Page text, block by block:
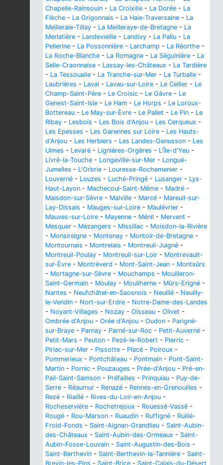
Chapelle-Rainsouin - La Croixille - La Dorée - La
Flèche - La Grigonnais - La Haie-Traversaine - La
Meilleraie-Tillay - La Meilleraye-de-Bretagne - La
Merlatière - Landevieille - Landivy - La Pallu - La
Pellerine - La Possonnière - Larchamp - La Réorthe -
La Roche-Blanche - La Romagne - La Séguinière - La
Selle-Craonnaise - Lassay-les-Châteaux - La Tardière
- La Tessoualle - La Tranche-sur-Mer - La Turballe -
Laubrières - Laval - Lavau-sur-Loire - Le Cellier - Le
Champ-Saint-Père - Le Croisic - Le Gâvre - Le
Genest-Saint-Isle - Le Ham - Le Horps - Le Loroux-
Bottereau - Le May-sur-Èvre - Le Pallet - Le Pin - Le
Ribay - Lesbois - Les Bois d'Anjou - Les Cerqueux -
Les Epesses - Les Garennes sur Loire - Les Hauts-
d'Anjou - Les Herbiers - Les Landes-Genusson - Les
Ulmes - Levaré - Lignières-Orgères - L'Île-d'Yeu -
Livré-la-Touche - Longeville-sur-Mer - Longué-
Jumelles - L'Orbrie - Louresse-Rochemenier -
Louverné - Louzes - Luché-Pringé - Lusanger - Lys-
Haut-Layon - Machecoul-Saint-Même - Madré -
Maisdon-sur-Sèvre - Malville - Marcé - Mareuil-sur-
Lay-Dissais - Mauges-sur-Loire - Maulévrier -
Mauves-sur-Loire - Mayenne - Ménil - Mervent -
Mesquer - Mézangers - Missillac - Moisdon-la-Rivière
- Monsireigne - Montenay - Montoir-de-Bretagne -
Montournais - Montrelais - Montreuil-Juigné -
Montreuil-Poulay - Montreuil-sur-Loir - Montrevault-
sur-Èvre - Montréverd - Mont-Saint-Jean - Montsûrs
- Mortagne-sur-Sèvre - Mouchamps - Mouilleron-
Saint-Germain - Moulay - Mouliherne - Mûrs-Erigné -
Nantes - Neufchâtel-en-Saosnois - Neuillé - Neuilly-
le-Vendin - Nort-sur-Erdre - Notre-Dame-des-Landes
- Noyant-Villages - Nozay - Oisseau - Olivet -
Ombrée d'Anjou - Orée d'Anjou - Oudon - Parigné-
sur-Braye - Parnay - Parné-sur-Roc - Petit-Auverné -
Petit-Mars - Peuton - Pezé-le-Robert - Pierric -
Piriac-sur-Mer - Pissotte - Placé - Poiroux -
Pommerieux - Pontchâteau - Pontmain - Pont-Saint-
Martin - Pornic - Pouzauges - Prée-d'Anjou - Pré-en-
Pail-Saint-Samson - Préfailles - Prinquiau - Puy-de-
Serre - Réaumur - Renazé - Rennes-en-Grenouilles -
Rezé - Riaillé - Rives-du-Loir-en-Anjou -
Rocheservière - Rochetrejoux - Rouessé-Vassé -
Rougé - Rou-Marson - Ruaudin - Ruffigné - Ruillé-
Froid-Fonds - Saint-Aignan-Grandlieu - Saint-Aubin-
des-Châteaux - Saint-Aubin-des-Ormeaux - Saint-
Aubin-Fosse-Louvain - Saint-Augustin-des-Bois -
Saint-Berthevin - Saint-Berthevin-la-Tannière - Saint-
Brevin-les-Pins - Saint-Brice - Saint-Calais-du-Désert